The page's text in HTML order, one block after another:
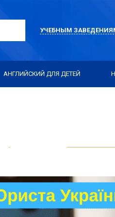
УЧЕБНЫМ
АНГЛИЙСКИЙ ДЛЯ ДЕТЕЙ